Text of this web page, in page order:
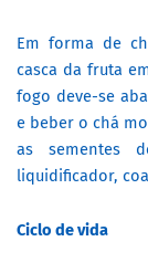
Em forma de
casca da fruta
fogo deve-se
e beber o chá
as sementes
liquidificador,
Ciclo de vida